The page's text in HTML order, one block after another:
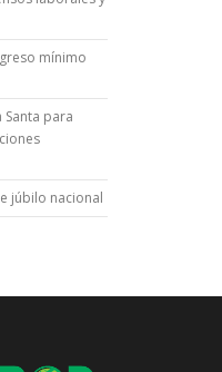
mínimo
Santa para
júbilo nacional